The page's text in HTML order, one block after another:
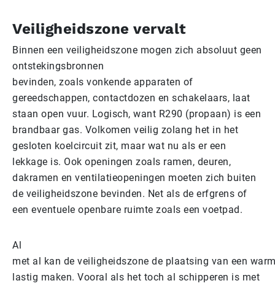
Vei­lig­heids­zo­ne vervalt
Binnen een veiligheidszone mogen zich absoluut geen
ontstekingsbronnen
bevinden, zoals vonkende apparaten of
gereedschappen, contactdozen en schakelaars, laat
staan open vuur. Logisch, want R290 (propaan) is een
brandbaar gas. Volkomen veilig zolang het in het
gesloten koelcircuit zit, maar wat nu als er een
lekkage is. Ook openingen zoals ramen, deuren,
dakramen en ventilatieopeningen moeten zich buiten
de veiligheidszone bevinden. Net als de erfgrens of
een eventuele openbare ruimte zoals een voetpad.
Al
met al kan de veiligheidszone de plaatsing van een
lastig maken. Vooral als het toch al schipperen is met